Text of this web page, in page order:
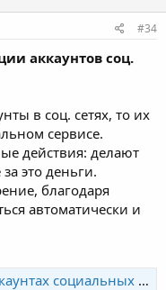
#34
аккаунтов соц.
в соц. сетях, то их
сервисе.
действия: делают
это деньги.
благодаря
автоматически и
сетей | devorigin.org